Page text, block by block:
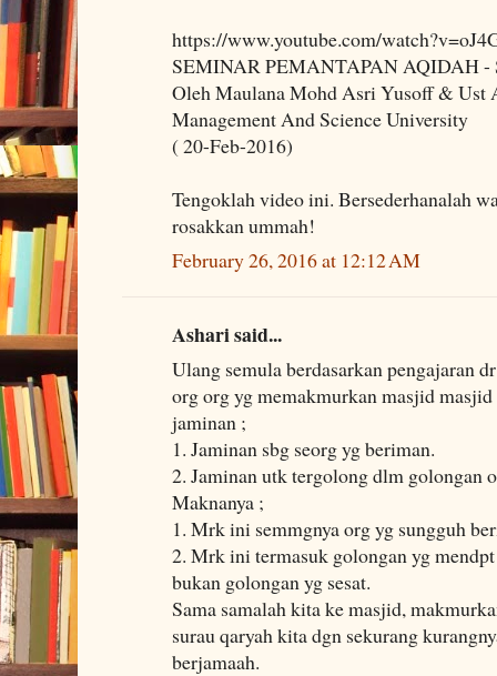
https://www.youtube.com/
SEMINAR PEMANTAPAN AQIDAH -
Oleh Maulana Mohd Asri Yusoff & Ust
Management And Science University
( 20-Feb-2016)
Tengoklah video ini. Bersederhanalah
rosakkan ummah!
February 26, 2016 at 12:12 AM
Ashari said...
Ulang semula berdasarkan pengajaran
org org yg memakmurkan masjid
jaminan ;
1. Jaminan sbg seorg yg beriman.
2. Jaminan utk tergolong dlm golongan
Maknanya ;
1. Mrk ini semmgnya org yg sungguh
2. Mrk ini termasuk golongan yg
bukan golongan yg sesat.
Sama samalah kita ke masjid,
surau qaryah kita dgn sekurang
berjamaah.